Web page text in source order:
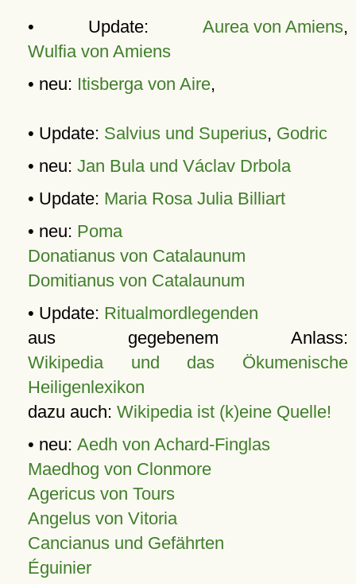
• Update: Aurea von Amiens,
Wulfia von Amiens
• neu: Itisberga von Aire,
• Update: Salvius und Superius, Godric
• neu: Jan Bula und Václav Drbola
• Update: Maria Rosa Julia Billiart
• neu: Poma
Donatianus von Catalaunum
Domitianus von Catalaunum
• Update: Ritualmordlegenden
aus gegebenem Anlass:
Wikipedia und das Ökumenische
Heiligenlexikon
dazu auch: Wikipedia ist (k)eine Quelle!
• neu: Aedh von Achard-Finglas
Maedhog von Clonmore
Agericus von Tours
Angelus von Vitoria
Cancianus und Gefährten
Éguinier